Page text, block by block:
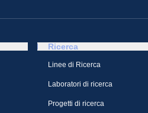
Ricerca
Linee di Ricerca
Laboratori di ricerca
Progetti di ricerca